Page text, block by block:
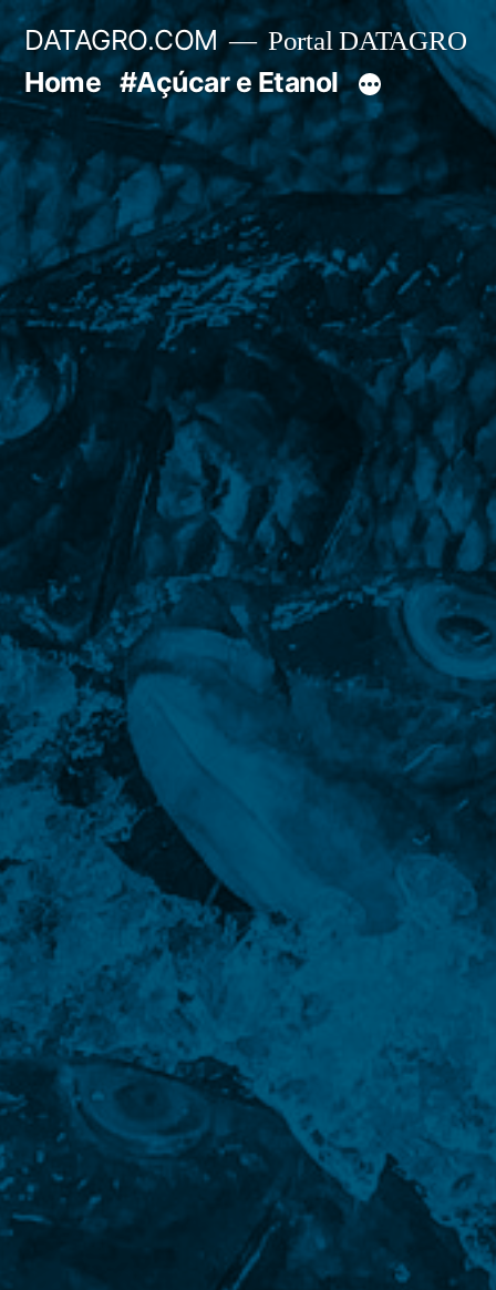
Pular
para
o
conteúdo
DATAGRO.COM Portal DATAGRO
Home #Açúcar e Etanol